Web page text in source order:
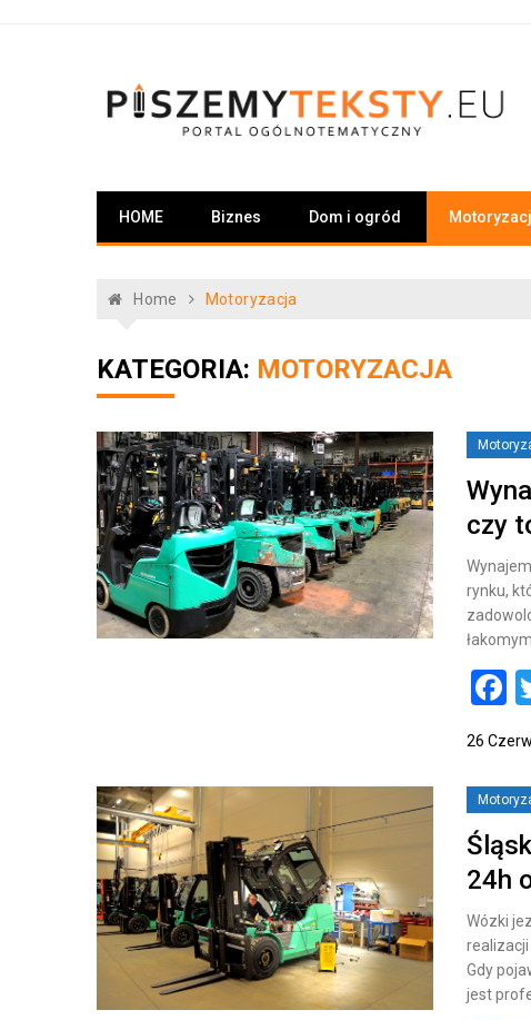
PiszemyTeksty.pl
HOME Biznes Dom i ogród
Home Motoryzacja
KATEGORIA: MOTORYZACJA
czy
rynku,
26
24h
Wózki
Gdy
jest